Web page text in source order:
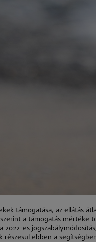
támogatása, az ellátás
a támogatás mértéke
2022-es
részesül ebben a